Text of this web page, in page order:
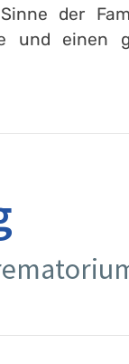
der
und einen